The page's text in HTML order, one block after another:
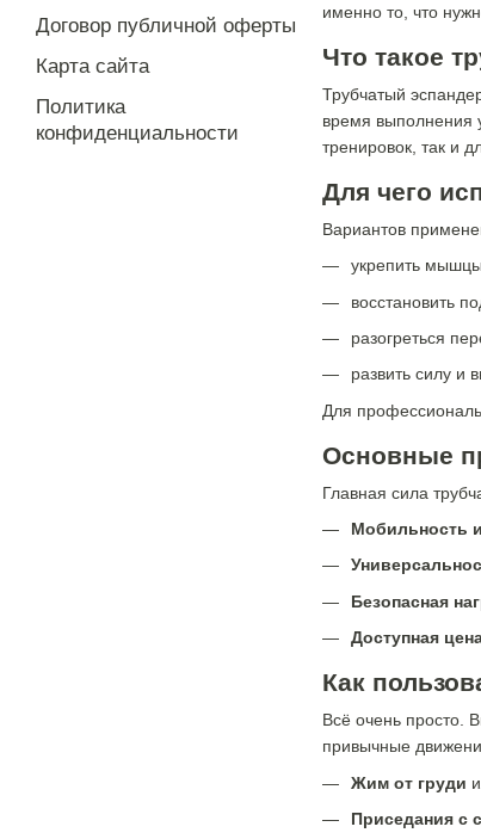
именно то, что
Что такое
Трубчатый
время выполнения
тренировок, так и
Для чего
Вариантов
укрепить
восстановить
разогреться
развить силу и
Для
Основные
Главная сила
Мобильность
Безопасная
Доступная
Как
Всё очень просто.
привычные
Жим от груди
Приседания с
Договор публичной оферты
Карта сайта
Политика
конфиденциальности